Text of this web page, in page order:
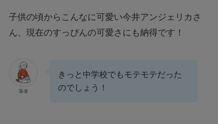
子供の頃からこんなに可愛い今井アンジェリカさ
ん、現在のすっぴんの可愛さにも納得です！
筆者
きっと中学校でもモテモテだった
のでしょう！